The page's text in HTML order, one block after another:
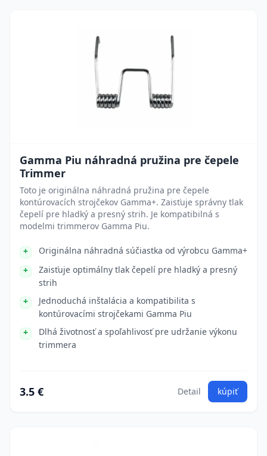
Gamma Piu náhradná pružina pre čepele
Trimmer
Toto je originálna náhradná pružina pre čepele
kontúrovacích strojčekov Gamma+. Zaisťuje správny tlak
čepelí pre hladký a presný strih. Je kompatibilná s
modelmi trimmerov Gamma Piu.
Originálna náhradná súčiastka od výrobcu Gamma+
Zaisťuje optimálny tlak čepelí pre hladký a presný
strih
Jednoduchá inštalácia a kompatibilita s
kontúrovacími strojčekami Gamma Piu
Dlhá životnosť a spoľahlivosť pre udržanie výkonu
trimmera
3.5 € Detail kúpiť